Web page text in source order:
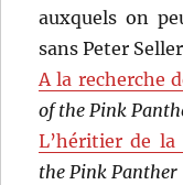
auxquels on
sans Peter
A la recherche
of the Pink
L’héritier de la
the Pink Panther